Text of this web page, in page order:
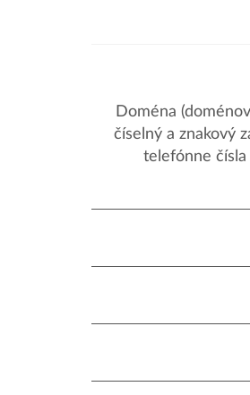
Doména
číselný a znakový
telefónne čísla